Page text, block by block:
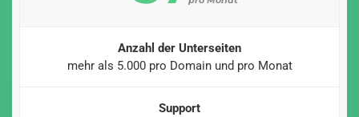
Anzahl der Unterseiten
mehr als 5.000 pro Domain und pro Monat
Support